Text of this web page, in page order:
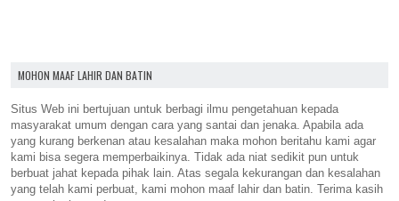
MOHON MAAF LAHIR DAN BATIN
Situs Web ini bertujuan untuk berbagi ilmu pengetahuan kepada
masyarakat umum dengan cara yang santai dan jenaka. Apabila ada
yang kurang berkenan atau kesalahan maka mohon beritahu kami agar
kami bisa segera memperbaikinya. Tidak ada niat sedikit pun untuk
berbuat jahat kepada pihak lain. Atas segala kekurangan dan kesalahan
yang telah kami perbuat, kami mohon maaf lahir dan batin. Terima kasih